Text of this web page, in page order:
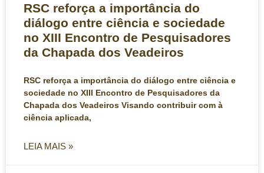
RSC reforça a importância do
diálogo entre ciência e sociedade
no XIII Encontro de Pesquisadores
da Chapada dos Veadeiros
RSC reforça a importância do diálogo entre ciência e
sociedade no XIII Encontro de Pesquisadores da
Chapada dos Veadeiros Visando contribuir com à
ciência aplicada,
LEIA MAIS »